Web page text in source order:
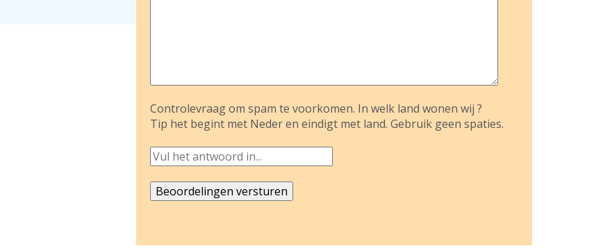
Controlevraag om spam te voorkomen. In welk land wonen wij ?
Tip het begint met Neder en eindigt met land. Gebruik geen spaties.